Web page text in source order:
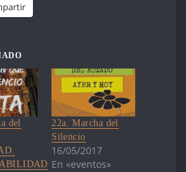
del
22a. Marcha del
Silencio
16/05/2017
En «eventos»